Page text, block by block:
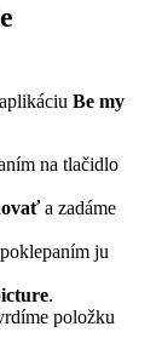
Be my
na tlačidlo
a zadáme
ju
.
položku